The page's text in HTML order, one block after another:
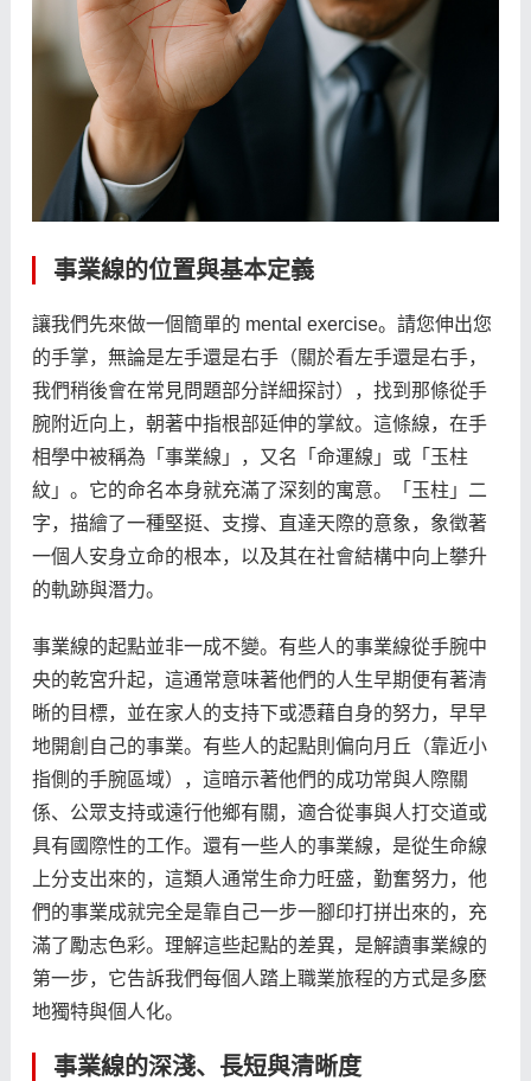
事業線的位置與基本定義
讓我們先來做一個簡單的 mental exercise。請您伸出您
的手掌，無論是左手還是右手（關於看左手還是右手，
我們稍後會在常見問題部分詳細探討），找到那條從手
腕附近向上，朝著中指根部延伸的掌紋。這條線，在手
相學中被稱為「事業線」，又名「命運線」或「玉柱
紋」。它的命名本身就充滿了深刻的寓意。「玉柱」二
字，描繪了一種堅挺、支撐、直達天際的意象，象徵著
一個人安身立命的根本，以及其在社會結構中向上攀升
的軌跡與潛力。
事業線的起點並非一成不變。有些人的事業線從手腕中
央的乾宮升起，這通常意味著他們的人生早期便有著清
晰的目標，並在家人的支持下或憑藉自身的努力，早早
地開創自己的事業。有些人的起點則偏向月丘（靠近小
指側的手腕區域），這暗示著他們的成功常與人際關
係、公眾支持或遠行他鄉有關，適合從事與人打交道或
具有國際性的工作。還有一些人的事業線，是從生命線
上分支出來的，這類人通常生命力旺盛，勤奮努力，他
們的事業成就完全是靠自己一步一腳印打拼出來的，充
滿了勵志色彩。理解這些起點的差異，是解讀事業線的
第一步，它告訴我們每個人踏上職業旅程的方式是多麼
地獨特與個人化。
事業線的深淺、長短與清晰度